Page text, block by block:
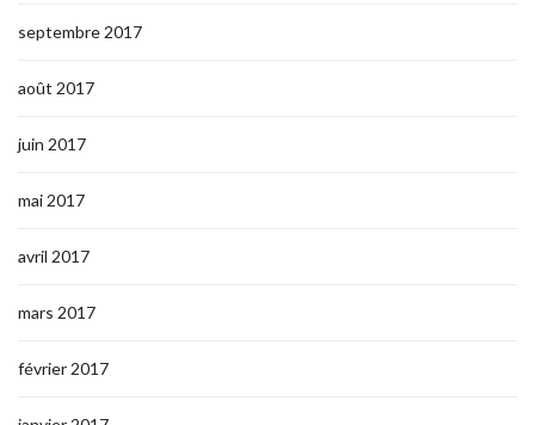
septembre 2017
août 2017
juin 2017
mai 2017
avril 2017
mars 2017
février 2017